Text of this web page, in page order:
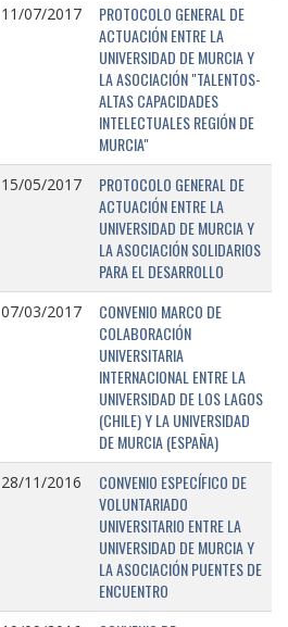
11/07/2017
PROTOCOLO GENERAL DE
ACTUACIÓN ENTRE LA
UNIVERSIDAD DE MURCIA Y
LA ASOCIACIÓN "TALENTOS-
ALTAS CAPACIDADES
INTELECTUALES REGIÓN DE
MURCIA"
15/05/2017
PROTOCOLO GENERAL DE
ACTUACIÓN ENTRE LA
UNIVERSIDAD DE MURCIA Y
LA ASOCIACIÓN SOLIDARIOS
PARA EL DESARROLLO
07/03/2017
CONVENIO MARCO DE
COLABORACIÓN
UNIVERSITARIA
INTERNACIONAL ENTRE LA
UNIVERSIDAD DE LOS LAGOS
(CHILE) Y LA UNIVERSIDAD
DE MURCIA (ESPAÑA)
28/11/2016
CONVENIO ESPECÍFICO DE
VOLUNTARIADO
UNIVERSITARIO ENTRE LA
UNIVERSIDAD DE MURCIA Y
LA ASOCIACIÓN PUENTES DE
ENCUENTRO